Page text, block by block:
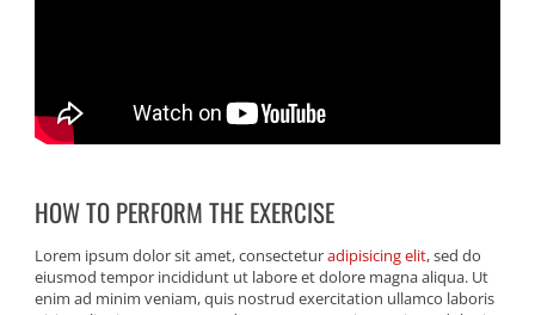
HOW TO PERFORM THE EXERCISE
Lorem ipsum dolor sit amet, consecteturadipisicing elit, sed do
eiusmod tempor incididunt ut labore et dolore magna aliqua. Ut
enim ad minim veniam, quis nostrud exercitation ullamco laboris